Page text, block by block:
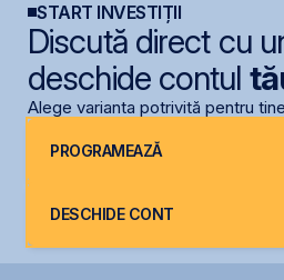
START INVESTIȚII
Discută direct cu
deschide contul
Alege varianta potrivită pentru
PROGRAMEAZĂ
DESCHIDE CONT